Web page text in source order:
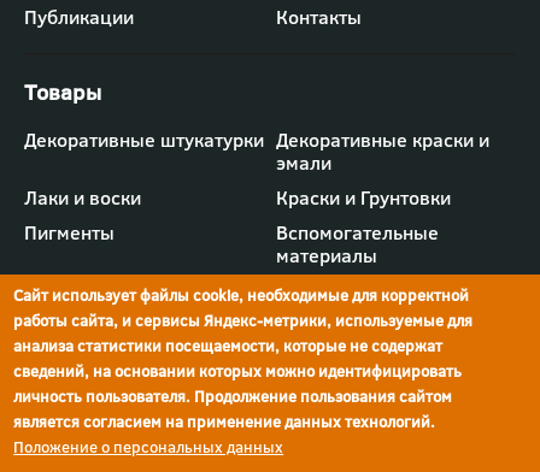
г.Ростов-на-Дону,
ул.Мечникова, д.134
просп. Шолохова, 211/4,
Ростов-на-Дону
Публикации
Контакты
Футер
-
меню
"Товары"
Декоративные штукатурки Декоративные краски и
эмали
Лаки и воски
Краски и Грунтовки
Пигменты
Вспомогательные
материалы
Политика конфиденциальности
Реквизиты компании
Сайт использует файлы cookie, необходимые для корректной
работы сайта, и сервисы Яндекс-метрики, используемые для
анализа статистики посещаемости, которые не содержат
сведений, на основании которых можно идентифицировать
личность пользователя. Продолжение пользования сайтом
является согласием на применение данных технологий.
Положение о персональных данных